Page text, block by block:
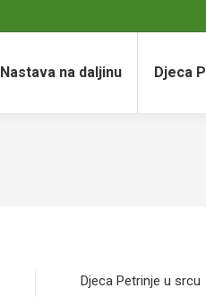
Nastava na daljinu Djeca
Djeca Petrinje u srcu